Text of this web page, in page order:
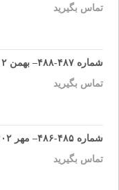
تماس بگیرید
شماره ۴۸۷-۴۸۸– بهمن ۱۴۰۲
تماس بگیرید
شماره ۴۸۵-۴۸۶– مهر ۱۴۰۲
تماس بگیرید